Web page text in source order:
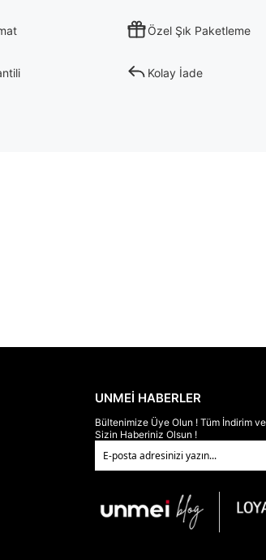
Özel Şık Paketleme
Kolay İade
UNMEİ HABERLER
Bültenimize Üye Olun ! Tüm İndirim
Sizin Haberiniz Olsun !